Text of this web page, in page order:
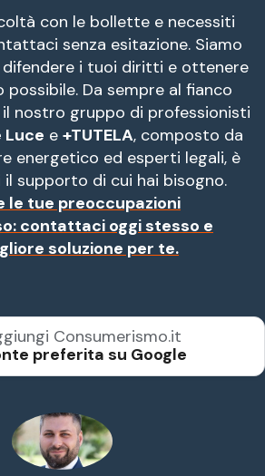
con le bollette e necessiti
senza esitazione. Siamo
i tuoi diritti e ottenere
Da sempre al fianco
nostro gruppo di professionisti
Luce e +TUTELA, composto da
energetico ed esperti legali, è
supporto di cui hai bisogno.
le tue preoccupazioni
contattaci oggi stesso e
soluzione per te.
Consumerismo.it
preferita su Google